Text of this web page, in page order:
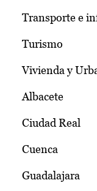
Transporte e
Turismo
Vivienda y
Albacete
Ciudad Real
Cuenca
Guadalajara